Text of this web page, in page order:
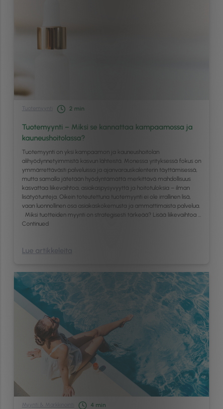
Tuotemyynti 2 min
Tuotemyynti – Miksi se kannattaa kampaamossa ja
kauneushoitolassa?
Tuotemyynti on yksi kampaamon ja kauneushoitolan
alihyödynnetyimmistä kasvun lähteistä. Monessa yrityksessä fokus on
ymmärrettävästi palveluissa ja ajanvarauskalenterin täyttämisessä,
mutta samalla jätetään hyödyntämättä merkittävä mahdollisuus
kasvattaa liikevaihtoa, asiakaspysyvyyttä ja hoitotuloksia – ilman
lisätyötunteja. Oikein toteutettuna tuotemyynti ei ole irrallinen lisä,
vaan luonnollinen osa asiakaskokemusta ja ammattimaista palvelua.
Miksi tuotteiden myynti on strategisesti tärkeää? Lisää liikevaihtoa …
Continued
Lue artikkeleita
Myynti & Markkinointi 4 min